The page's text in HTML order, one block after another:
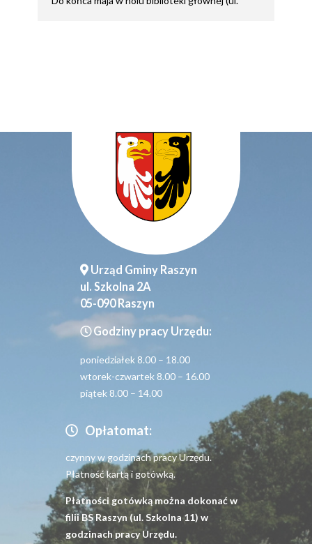
Urząd Gminy Raszyn
ul. Szkolna 2A
05-090 Raszyn
Godziny pracy Urzędu:
poniedziałek 8.00 – 18.00
wtorek-czwartek 8.00 – 16.00
piątek 8.00 – 14.00
Opłatomat:
czynny w godzinach pracy Urzędu.
Płatność kartą i gotówką.
Płatności gotówką można dokonać w
filii BS Raszyn (ul. Szkolna 11) w
godzinach pracy Urzędu.